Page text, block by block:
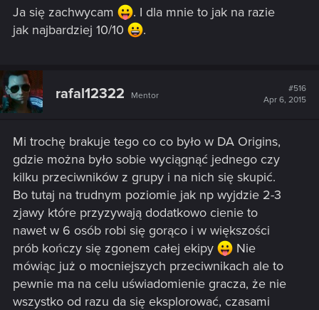
Ja się zachwycam
. I dla mnie to jak na razie
jak najbardziej 10/10
.
rafal12322 Mentor
#516
Apr 6, 2015
Mi trochę brakuje tego co co było w DA Origins,
gdzie można było sobie wyciągnąć jednego czy
kilku przeciwników z grupy i na nich się skupić.
Bo tutaj na trudnym poziomie jak np wyjdzie 2-3
zjawy które przyzywają dodatkowo cienie to
nawet w 6 osób robi się gorąco i w większości
prób kończy się zgonem całej ekipy
Nie
mówiąc już o mocniejszych przeciwnikach ale to
pewnie ma na celu uświadomienie gracza, że nie
wszystko od razu da się eksplorować, czasami